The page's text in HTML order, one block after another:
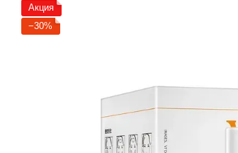
Акция
−30%